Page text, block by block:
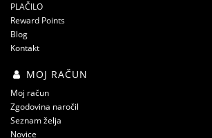
PLAČILO
Reward Points
Blog
Kontakt
MOJ RAČUN
Moj račun
Zgodovina naročil
Seznam želja
Novice